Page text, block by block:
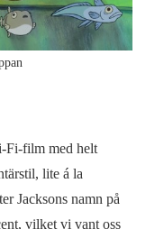
Fi-film med helt
lite á la
Jacksons namn på
vilket vi vant oss